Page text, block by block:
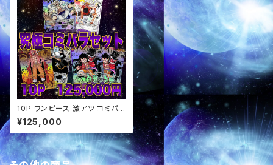
10P ワンピース 激アツ コミパラ
確定 セットオリパ
¥125,000